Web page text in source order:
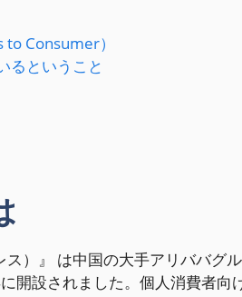
Consumer）
るということ
ス）』 は中国の大手アリババグ
開設されました。個人消費者